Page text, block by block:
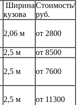
Ширина
кузова
Стоимость/
руб.
2,06 м от 2800
2,5 м
от 8500
2,5 м от 7600
2,5 м от 11300